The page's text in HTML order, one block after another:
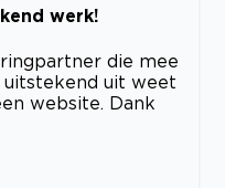
werk!
die mee
uit weet
website. Dank